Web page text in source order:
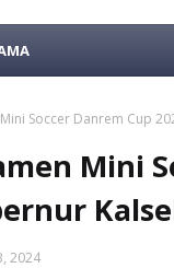
SELAMAT
Soccer Danrem Cup
Mini
2024